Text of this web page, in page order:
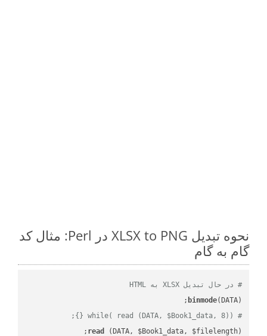
نحوه تبدیل XLSX to PNG در Perl: مثال کد
گام به گام
# در حال تبدیل XLSX به HTML
binmode(DATA);
# while( read (DATA, $Book1_data, 8)) {};
read
(DATA, $Book1_data, $filelength);